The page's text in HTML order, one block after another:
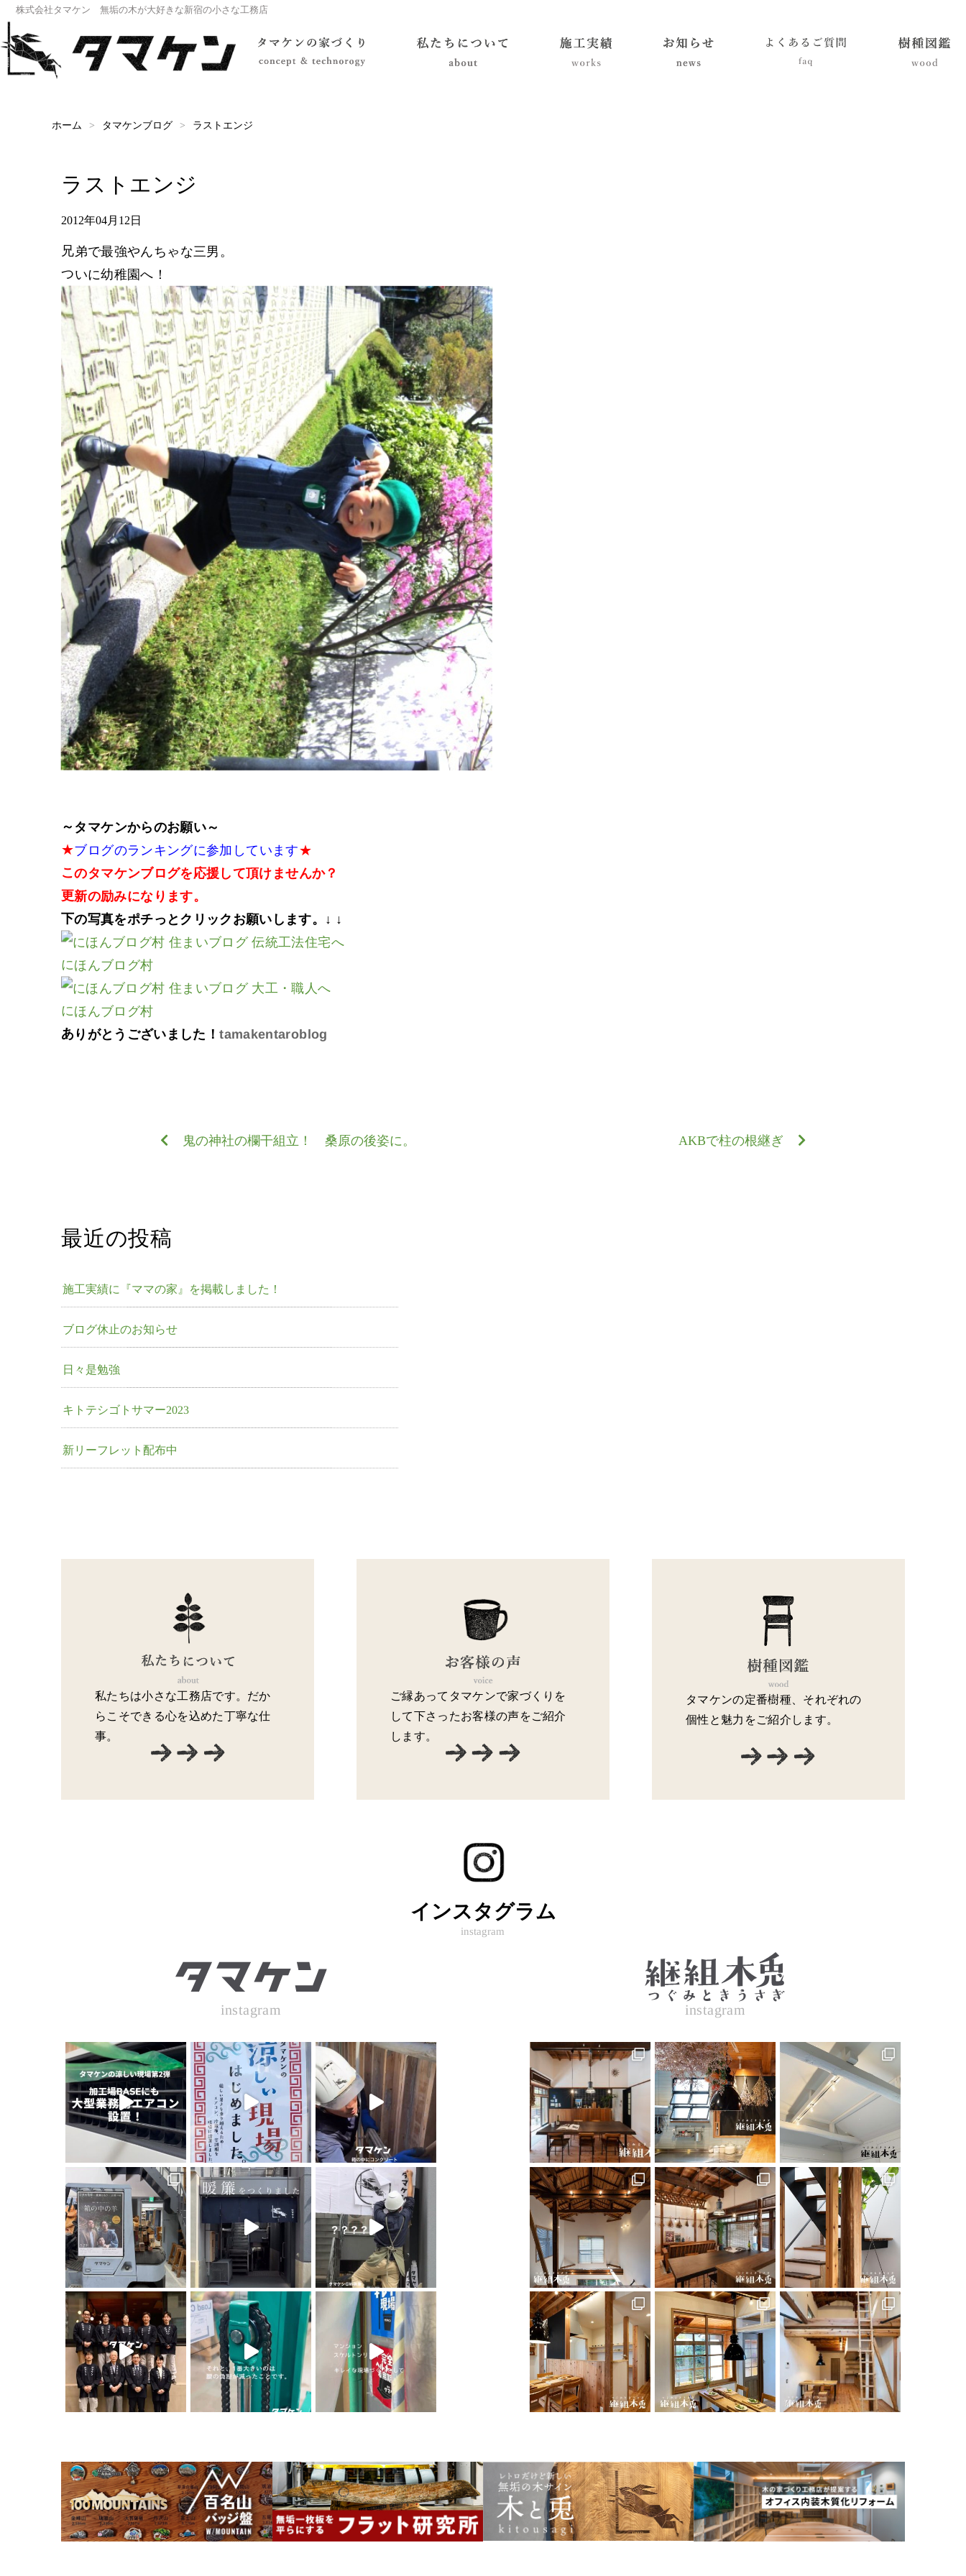
株式会社タマケン 無垢の木が大好きな新宿の小さな工務店
ホーム タマケンブログ ラストエンジ
ラストエンジ
2012年04月12日
兄弟で最強やんちゃな三男。
ついに幼稚園へ！
～タマケンからのお願い～
★ブログのランキングに参加しています★
このタマケンブログを応援して頂けませんか？
更新の励みになります。
下の写真をポチっとクリックお願いします。 ↓ ↓
にほんブログ村
にほんブログ村
ありがとうございました！tamakentaroblog
鬼の神社の欄干組立！ 桑原の後姿に。 AKBで柱の根継ぎ
最近の投稿
施工実績に『ママの家』を掲載しました！
ブログ休止のお知らせ
日々是勉強
キトテシゴトサマー2023
新リーフレット配布中
私たちは小さな工務店です。だか
らこそできる心を込めた丁寧な仕
事。
ご縁あってタマケンで家づくりを
して下さったお客様の声をご紹介
します。
タマケンの定番樹種、それぞれの
個性と魅力をご紹介します。
インスタグラム
instagram
instagram instagram